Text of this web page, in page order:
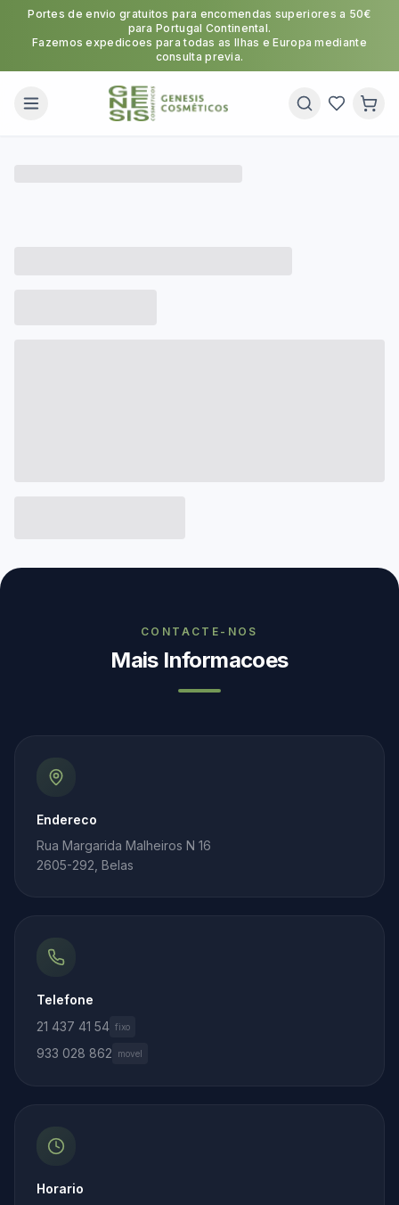
Portes de envio gratuitos para encomendas superiores a 50€
para Portugal Continental.
Fazemos expedicoes para todas as Ilhas e Europa mediante
consulta previa.
CONTACTE-NOS
Mais Informacoes
Endereco
Rua Margarida Malheiros N 16
2605-292, Belas
Telefone
21 437 41 54 fixo
933 028 862 movel
Horario